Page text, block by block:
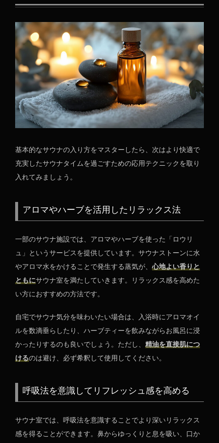
基本的なサウナの入り方をマスターしたら、次はより快適で
充実したサウナタイムを過ごすための応用テクニックを取り
入れてみましょう。
アロマやハーブを活用したリラックス法
一部のサウナ施設では、アロマやハーブを使った「ロウリ
ュ」というサービスを提供しています。サウナストーンに水
やアロマ水をかけることで発生する蒸気が、心地よい香りと
ともにサウナ室を満たしていきます。リラックス感を高めた
い方におすすめの方法です。
自宅でサウナ気分を味わいたい場合は、入浴時にアロマオイ
ルを数滴垂らしたり、ハーブティーを飲みながらお風呂に浸
かったりするのも良いでしょう。ただし、精油を直接肌につ
けるのは避け、必ず希釈して使用してください。
呼吸法を意識してリフレッシュ感を高める
サウナ室では、呼吸法を意識することでより深いリラックス
感を得ることができます。鼻からゆっくりと息を吸い、口か